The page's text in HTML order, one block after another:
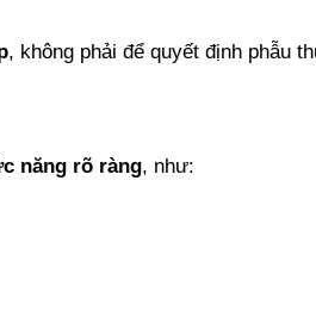
, không phải để quyết định phẫu
năng rõ ràng, như: